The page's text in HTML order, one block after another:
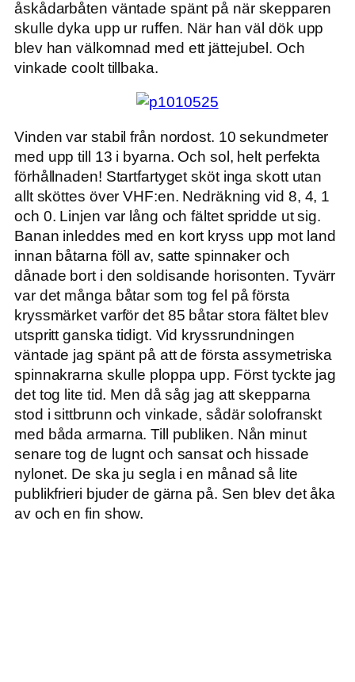
åskådarbåten väntade spänt på när skepparen
skulle dyka upp ur ruffen. När han väl dök upp
blev han välkomnad med ett jättejubel. Och
vinkade coolt tillbaka.
Vinden var stabil från nordost. 10 sekundmeter
med upp till 13 i byarna. Och sol, helt perfekta
förhållnaden! Startfartyget sköt inga skott utan
allt sköttes över VHF:en. Nedräkning vid 8, 4, 1
och 0. Linjen var lång och fältet spridde ut sig.
Banan inleddes med en kort kryss upp mot land
innan båtarna föll av, satte spinnaker och
dånade bort i den soldisande horisonten. Tyvärr
var det många båtar som tog fel på första
kryssmärket varför det 85 båtar stora fältet blev
utspritt ganska tidigt. Vid kryssrundningen
väntade jag spänt på att de första assymetriska
spinnakrarna skulle ploppa upp. Först tyckte jag
det tog lite tid. Men då såg jag att skepparna
stod i sittbrunn och vinkade, sådär solofranskt
med båda armarna. Till publiken. Nån minut
senare tog de lugnt och sansat och hissade
nylonet. De ska ju segla i en månad så lite
publikfrieri bjuder de gärna på. Sen blev det åka
av och en fin show.